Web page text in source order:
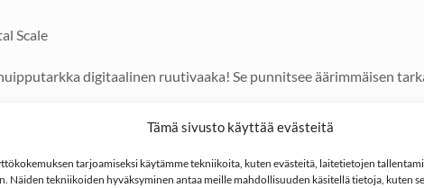
Tämä sivusto käyttää evästeitä
tarjoamiseksi käytämme tekniikoita, kuten evästeitä, laitetietojen
Näiden tekniikoiden hyväksyminen antaa meille mahdollisuuden käsitellä tietoja, kuten
Scale
digitaalinen ruutivaaka! Se punnitsee äärimmäisen
tarkin ruutivaaka, jonka ansiosta lataat aikaisempaakin
helppo lukea laitteen isolta taustavalaistulta LCD näytöltä.